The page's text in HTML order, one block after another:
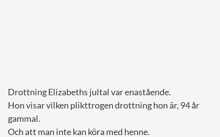
Drottning Elizabeths jultal var enastående.
Hon visar vilken plikttrogen drottning hon är, 94 år
gammal.
Och att man inte kan köra med henne.